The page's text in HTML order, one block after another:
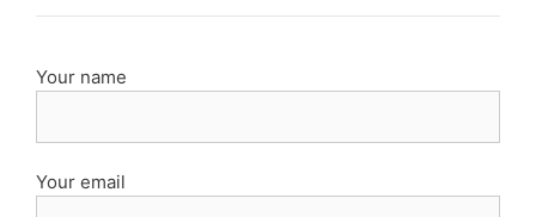
Your name
Your email